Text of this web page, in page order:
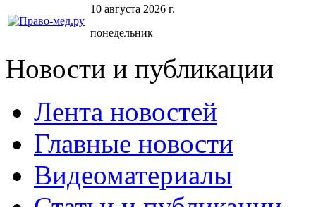
10 августа 2026 г.
понедельник
Новости и публикации
Лента новостей
Главные новости
Видеоматериалы